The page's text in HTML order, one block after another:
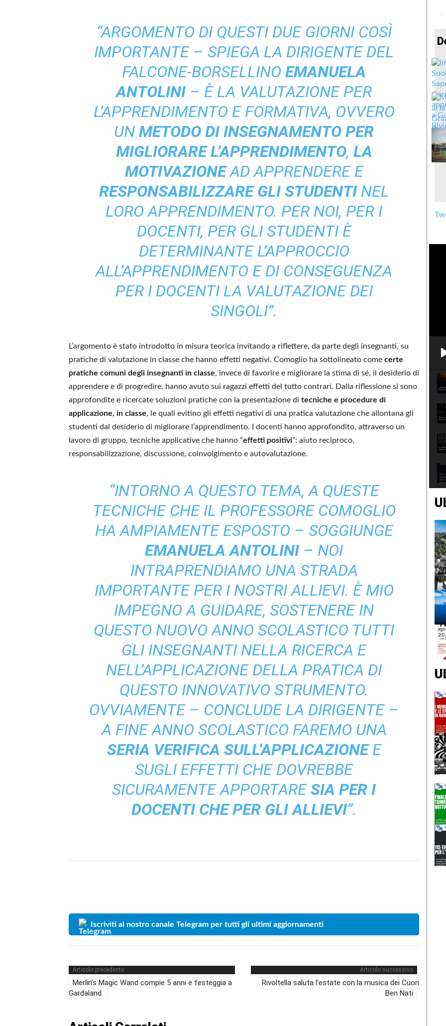
“ARGOMENTO DI QUESTI DUE GIORNI COSÌ
IMPORTANTE – SPIEGA LA DIRIGENTE DEL
FALCONE-BORSELLINO EMANUELA
ANTOLINI – È LA VALUTAZIONE PER
L’APPRENDIMENTO E FORMATIVA, OVVERO
UN METODO DI INSEGNAMENTO PER
MIGLIORARE L’APPRENDIMENTO, LA
MOTIVAZIONEAD APPRENDERE E
RESPONSABILIZZARE GLI STUDENTINEL
LORO APPRENDIMENTO. PER NOI, PER I
DOCENTI, PER GLI STUDENTI È
DETERMINANTE L’APPROCCIO
ALL’APPRENDIMENTO E DI CONSEGUENZA
PER I DOCENTI LA VALUTAZIONE DEI
SINGOLI”.
L’argomento è stato introdotto in misura teorica invitando a riflettere, da parte degli insegnanti, su
pratiche di valutazione in classe che hanno effetti negativi. Comoglio ha sottolineato come certe
pratiche comuni degli insegnanti in classe, invece di favorire e migliorare la stima di sé, il desiderio di
apprendere e di progredire, hanno avuto sui ragazzi effetti del tutto contrari. Dalla riflessione si sono
approfondite e ricercate soluzioni pratiche con la presentazione di tecniche e procedure di
applicazione, in classe, le quali evitino gli effetti negativi di una pratica valutazione che allontana gli
studenti dal desiderio di migliorare l’apprendimento. I docenti hanno approfondito, attraverso un
lavoro di gruppo, tecniche applicative che hanno “effetti positivi”: aiuto reciproco,
responsabilizzazione, discussione, coinvolgimento e autovalutazione.
“INTORNO A QUESTO TEMA, A QUESTE
TECNICHE CHE IL PROFESSORE COMOGLIO
HA AMPIAMENTE ESPOSTO – SOGGIUNGE
EMANUELA ANTOLINI – NOI
INTRAPRENDIAMO UNA STRADA
IMPORTANTE PER I NOSTRI ALLIEVI. È MIO
IMPEGNO A GUIDARE, SOSTENERE IN
QUESTO NUOVO ANNO SCOLASTICO TUTTI
GLI INSEGNANTI NELLA RICERCA E
NELL’APPLICAZIONE DELLA PRATICA DI
QUESTO INNOVATIVO STRUMENTO.
OVVIAMENTE – CONCLUDE LA DIRIGENTE –
A FINE ANNO SCOLASTICO FAREMO UNA
SERIA VERIFICA SULL’APPLICAZIONEE
SUGLI EFFETTI CHE DOVREBBE
SICURAMENTE APPORTARESIA PER I
DOCENTI CHE PER GLI ALLIEVI”.
Iscriviti al nostro canale Telegram per tutti gli ultimi aggiornamenti
Articolo precedente
Merlin’s Magic Wand compie 5 anni e festeggia a
Gardaland.
Articolo successivo
Rivoltella saluta l’estate con la musica dei Cuori
Ben Nati